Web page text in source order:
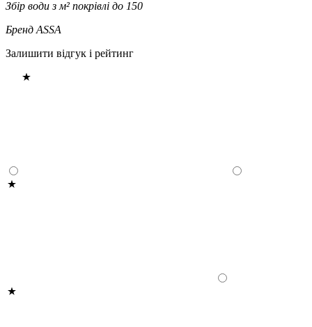
Збір води з м² покрівлі до 150
Бренд ASSA
Залишити відгук і рейтинг